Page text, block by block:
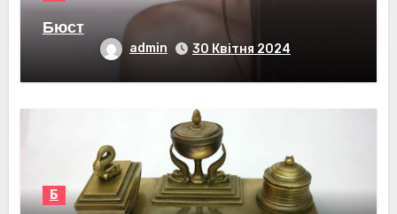
Бюст
admin 30 Квітня 2024
Б